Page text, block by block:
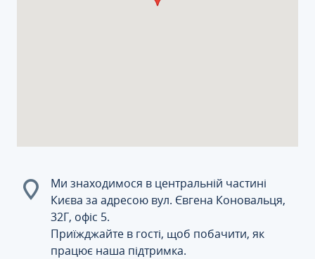
Ми знаходимося в центральній частині
Києва за адресою вул. Євгена Коновальця,
32Г, офіс 5.
Приїжджайте в гості, щоб побачити, як
працює наша підтримка.